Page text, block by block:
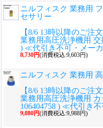
ニルフィスク 業務用
セサリー
【8/6 13時以降のご注
業務用高圧洗浄機用 交
) ≪代引き不可・メー
8,730円(消費税込:9,603円)
ニルフィスク 業務用
【8/6 13時以降のご注
業務用高圧洗浄機用
106404758 ) ≪代引き
9,080円(消費税込:9,988円)